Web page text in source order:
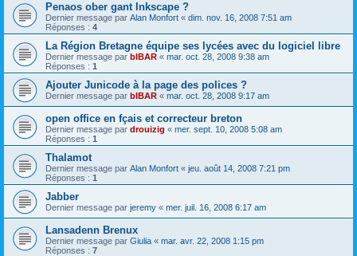
Penaos ober gant Inkscape ?
Dernier message par Alan Monfort « dim. nov. 16, 2008 7:51 am
Réponses : 4
La Région Bretagne équipe ses lycées avec du logiciel libre
Dernier message par bIBAR « mar. oct. 28, 2008 9:38 am
Réponses : 1
Ajouter Junicode à la page des polices ?
Dernier message par bIBAR « mar. oct. 28, 2008 9:17 am
open office en fçais et correcteur breton
Dernier message par drouizig « mer. sept. 10, 2008 5:08 am
Réponses : 1
Thalamot
Dernier message par Alan Monfort « jeu. août 14, 2008 7:21 pm
Réponses : 1
Jabber
Dernier message par jeremy « mer. juil. 16, 2008 6:17 am
Lansadenn Brenux
Dernier message par Giulia « mar. avr. 22, 2008 1:15 pm
Réponses : 7